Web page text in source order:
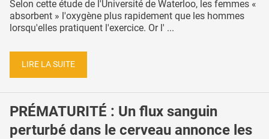
Selon cette étude de l'Université de Waterloo, les femmes «
absorbent » l'oxygène plus rapidement que les hommes
lorsqu'elles pratiquent l'exercice. Or l' ...
LIRE LA SUITE
PRÉMATURITÉ : Un flux sanguin
perturbé dans le cerveau annonce les